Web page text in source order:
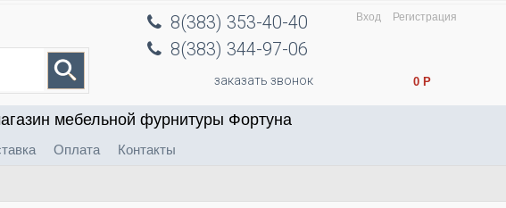
Вход Регистрация
8(383) 353-40-40
8(383) 344-97-06
заказать звонок 0 Р
мебельной фурнитуры Фортуна
Оплата Контакты